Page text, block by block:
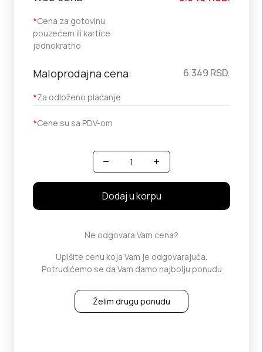
*Cena za gotovinu,
pouzećem ili kartice
jednokratno
Maloprodajna cena:
*Za odloženo plaćanje
6.349 RSD.
*Cene su sa PDV-om
Količina
Dodaj u korpu
Ne odgovara Vam cena?
Upišite cenu koja Vam je odgovarajuća.
Potrudićemo se da Vam damo najbolju ponudu
Želim drugu ponudu